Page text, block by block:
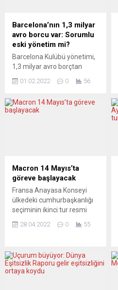
Barcelona’nın 1,3 milyar
avro borcu var: Sorumlu
eski yönetim mi?
Barcelona Kulübü yönetimi,
1,3 milyar avro borçtan
kulüp başkanı olan Josep
yöneticilerin sorumlu
olduğunu ileri sürdü.
basın toplantısı
düzenleyerek, eski başkan
Bartomeu ve yönetim kurulu
hakkında kulüp bütçesini
haksız...
01.02.2022 0 56
Macron 14 Mayıs’ta
göreve başlayacak
Fransa Anayasa Konseyi
ülkedeki cumhurbaşkanlığı
seçiminin ikinci tur resmi
Anayasa Konseyinden
Emmanuel Macron yüzde
58,55’le seçimi kazanırken,
28.04.2022 0 55